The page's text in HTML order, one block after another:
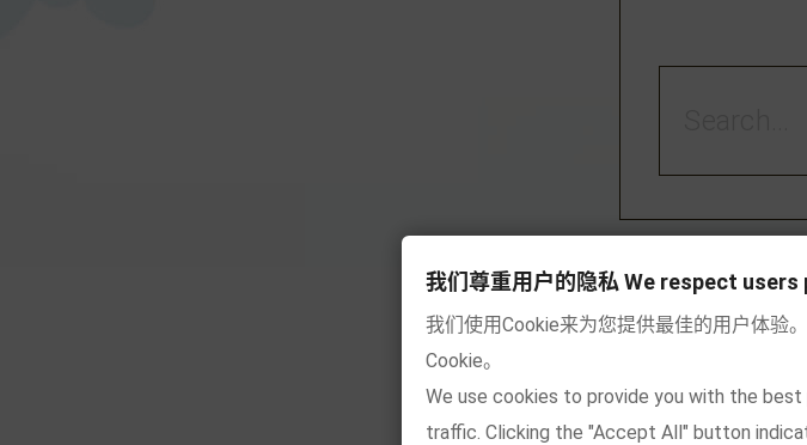
我们尊重用户的隐私 We respect users
我们使用Cookie来为您提供最佳的用户体验
Cookie。
We use cookies to provide you with the
traffic. Clicking the "Accept All" button